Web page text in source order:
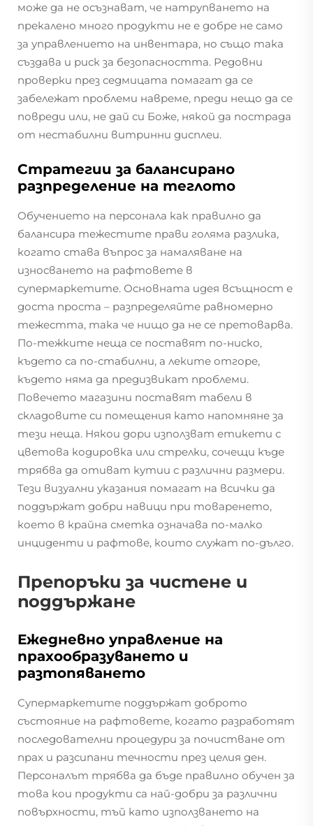
може да не осъзнават, че натрупването на
прекалено много продукти не е добре не само
за управлението на инвентара, но също така
създава и риск за безопасността. Редовни
проверки през седмицата помагат да се
забележат проблеми навреме, преди нещо да се
повреди или, не дай си Боже, някой да пострада
от нестабилни витринни дисплеи.
Стратегии за балансирано
разпределение на теглото
Обучението на персонала как правилно да
балансира тежестите прави голяма разлика,
когато става въпрос за намаляване на
износването на рафтовете в
супермаркетите. Основната идея всъщност е
доста проста – разпределяйте равномерно
тежестта, така че нищо да не се претоварва.
По-тежките неща се поставят по-ниско,
където са по-стабилни, а леките отгоре,
където няма да предизвикат проблеми.
Повечето магазини поставят табели в
складовите си помещения като напомняне за
тези неща. Някои дори използват етикети с
цветова кодировка или стрелки, сочещи къде
трябва да отиват кутии с различни размери.
Тези визуални указания помагат на всички да
поддържат добри навици при товаренето,
което в крайна сметка означава по-малко
инциденти и рафтове, които служат по-дълго.
Препоръки за чистене и
поддържане
Ежедневно управление на
прахообразуването и
разтопяването
Супермаркетите поддържат доброто
състояние на рафтовете, когато разработят
последователни процедури за почистване от
прах и разсипани течности през целия ден.
Персоналът трябва да бъде правилно обучен за
това кои продукти са най-добри за различни
повърхности, тъй като използването на